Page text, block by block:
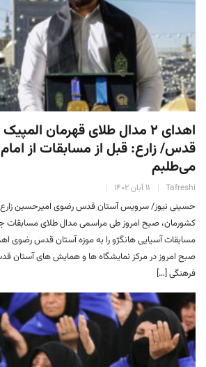
اهدای ۲ مدال طلای قهرمان
قدس/ زارع: قبل از مسابقات از
می‌طلبم
Tafreshi ۱۱ آبان ۱۴۰۲
حسینی نیوز/ سرویس آستان قدس رضوی امیرحسین
کشورمان، صبح امروز طی مراسمی مدال طلای مسابقات
مسابقات آسیایی هانگژو را به موزه آستان قدس رضوی
صبح امروز در مرکز نمایشگاه ها و همایش های آستان
فرهنگی […]